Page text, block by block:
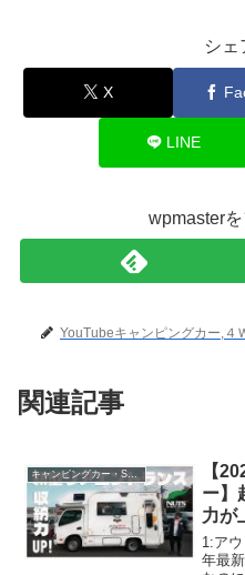
シェ
X
LINE
wpmaster
YouTubeキャンピングカー,４
関連記事
【
ー】
力が
ュー
開！
1:ア
年最